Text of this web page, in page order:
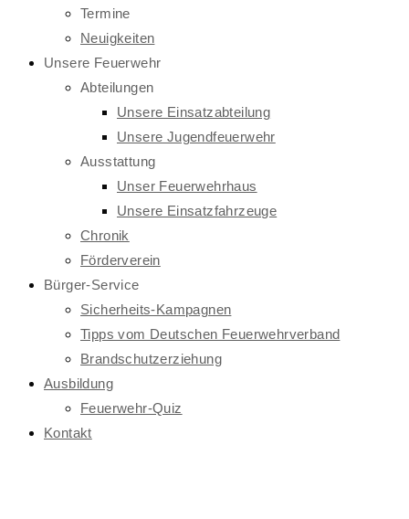
Termine
Neuigkeiten
Unsere Feuerwehr
Abteilungen
Unsere Einsatzabteilung
Unsere Jugendfeuerwehr
Ausstattung
Unser Feuerwehrhaus
Unsere Einsatzfahrzeuge
Chronik
Förderverein
Bürger-Service
Sicherheits-Kampagnen
Tipps vom Deutschen Feuerwehrverband
Brandschutzerziehung
Ausbildung
Feuerwehr-Quiz
Kontakt